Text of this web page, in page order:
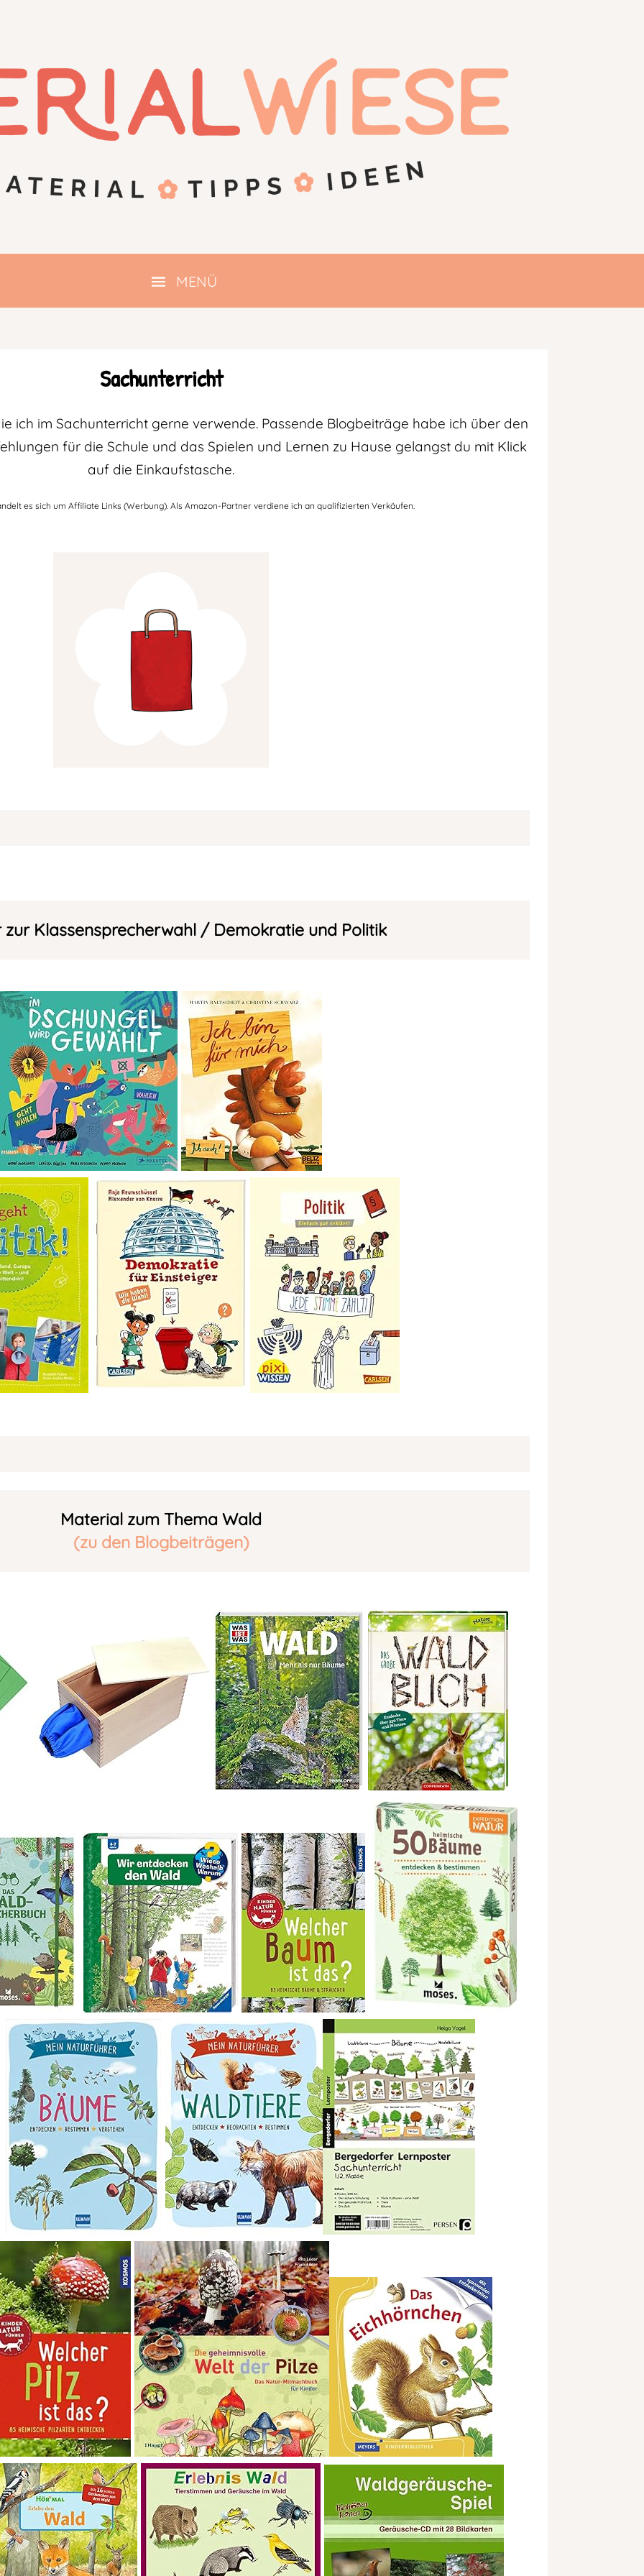
Sachunterricht
ich im Sachunterricht gerne verwende. Passende Blogbeiträge habe ich über den
für die Schule und das Spielen und Lernen zu Hause gelangst du mit Klick
auf die Einkaufstasche.
es sich um Affiliate Links (Werbung). Als Amazon-Partner verdiene ich an qualifizierten Verkäufen.
zur Klassensprecherwahl / Demokratie und Politik
Material zum Thema Wald
(zu den Blogbeiträgen)